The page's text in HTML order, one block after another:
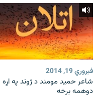
فبروري 19, 2014
شاعر حمید مومند د ژوند په اړه
دوهمه برخه